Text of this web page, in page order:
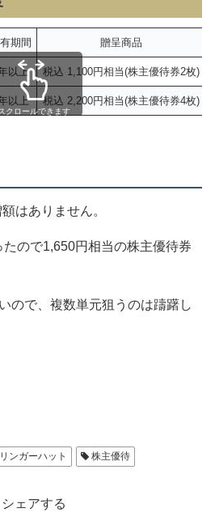
期間 贈呈商品
以上 税込 1,100円相当(株主優待券2枚)
以上 税込 2,200円相当(株主優待券4枚)
クロールできます
はありません。
ので1,650円相当の株主優待券
ので、複数単元狙うのは躊躇し
リンガーハット 株主優待
シェアする